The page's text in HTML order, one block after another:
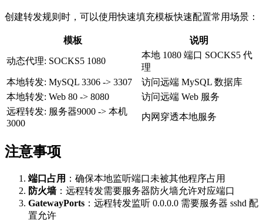
创建转发规则时，可以使用快速填充模板快速配置常用场景：
模板 说明
动态代理: SOCKS5 1080
本地 1080 端口 SOCKS5 代
理
本地转发: MySQL 3306 -> 3307
访问远端 MySQL 数据库
本地转发: Web 80 -> 8080
访问远端 Web 服务
远程转发: 服务器9000 -> 本机
3000
内网穿透本地服务
注意事项
端口占用 ：确保本地监听端口未被其他程序占用
防火墙：远程转发需要服务器防火墙允许对应端口
GatewayPorts ：远程转发监听 0.0.0.0 需要服务器 sshd 配
置允许